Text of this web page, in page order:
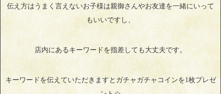
伝え方はうまく言えないお子様は親御さんやお友達を一緒にいって
もいいですし、
店内にあるキーワードを指差しても大丈夫です。
キーワードを伝えていただきますとガチャガチャコインを1枚プレゼ